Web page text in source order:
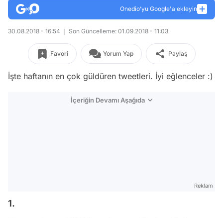
Onedio’yu Google'a ekleyin
30.08.2018 - 16:54 Son Güncelleme: 01.09.2018 - 11:03
Favori Yorum Yap Paylaş
İşte haftanın en çok güldüren tweetleri. İyi eğlenceler :)
İçeriğin Devamı Aşağıda
Reklam
1.